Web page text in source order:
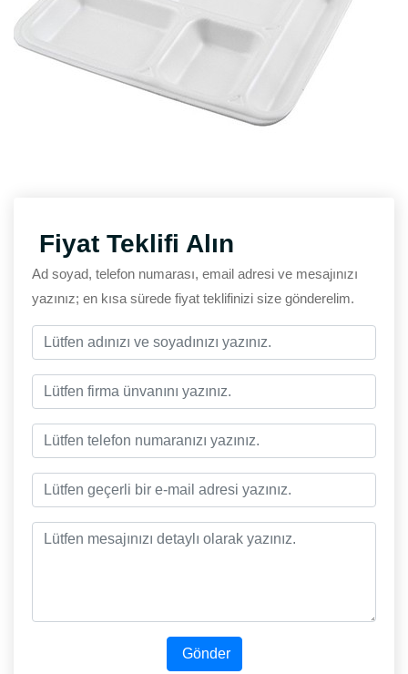
Fiyat Teklifi Alın
Ad soyad, telefon numarası, email adresi ve mesajınızı
yazınız; en kısa sürede fiyat teklifinizi size gönderelim.
Gönder